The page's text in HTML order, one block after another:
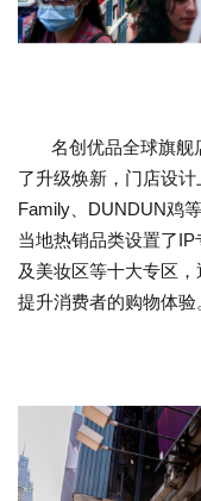
名创优品全球旗舰
了升级焕新，门店设
Family、DUNDUN鸡
当地热销品类设置了
及美妆区等十大专区
提升消费者的购物体验